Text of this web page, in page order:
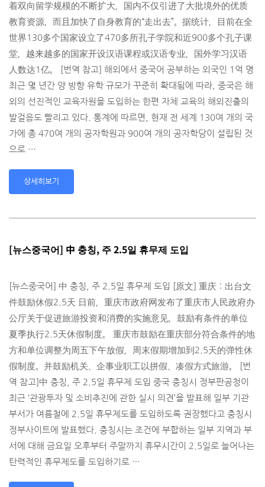
着双向留学规模的不断扩大，国内不仅引进了大批境外的优质
教育资源，而且加­快了自身教育的“走出去”。据统计，目前在全
世界130多个国家设立了470多所孔子­学院和近900多个孔子课
堂，越来越多的国家开设汉语课程或汉语专业，国外学习汉语
人­数达1亿。 [번역 참고] 해외에서 중국어 공부하는 외국인 1억 명
최근 몇 년간 양 방향 유학 규모가 꾸준히 확대됨에 따라, 중국은 해
외의 선진적인 교육자원을 도입하는 한편 자체 교육의 해외진출의
발걸음도 빨리고 있다. 통계에 따르면, 현재 전 세계 130여 개의 국
가에 총 470여 개의 공자학원과 900여 개의 공자학당이 설립된 것
으로 …
상세히보기
[뉴스중국어] 中 충칭, 주 2.5일 휴무제 도입
[뉴스중국어] 中 충칭, 주 2.5일 휴무제 도입 [原文] 重庆：出台文
件鼓励休假2.5天 日前，重庆市政府网发布了重庆市人民政府办
公厅关于促进旅游投资和消费的实施意见，鼓­励有条件的单位
夏季执行2.5天休假制度。 重庆市鼓励在重庆部分符合条件的地
方和单位调整为周五下午放假，周末假期增加到2.5­天的弹性休
假制度。并鼓励机关、企事业职工以拼假、凑假方式旅游。 [번
역 참고]中 충칭, 주 2.5일 휴무제 도입 중국 충칭시 정부판공청이
최근 ‘관광투자 및 소비추진에 관한 실시 의견’을 발표해 일부 기관
부서가 여름철에 2.5일 휴무제도를 도입하도록 권장했다고 충칭시
정부사이트에 발표했다. 충칭시는 조건에 부합하는 일부 지역과 부
서에 대해 금요일 오후부터 주말까지 휴무시간이 2.5일로 늘어나는
탄력적인 휴무제도를 도입하기로 …